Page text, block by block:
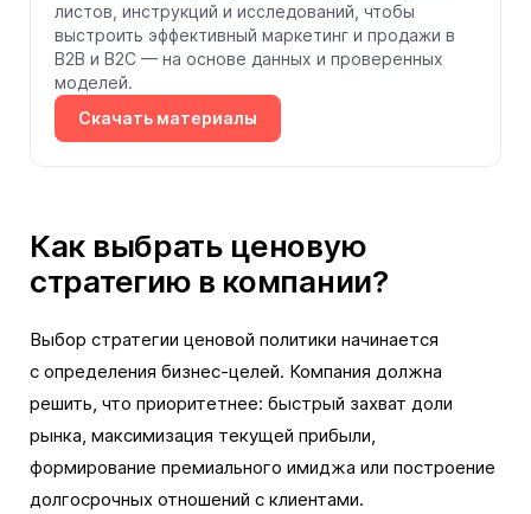
листов, инструкций и исследований, чтобы
выстроить эффективный маркетинг и продажи в
B2B и B2C — на основе данных и проверенных
моделей.
Скачать материалы
Как выбрать ценовую
стратегию в компании?
Выбор стратегии ценовой политики начинается
с определения бизнес-целей. Компания должна
решить, что приоритетнее: быстрый захват доли
рынка, максимизация текущей прибыли,
формирование премиального имиджа или построение
долгосрочных отношений с клиентами.